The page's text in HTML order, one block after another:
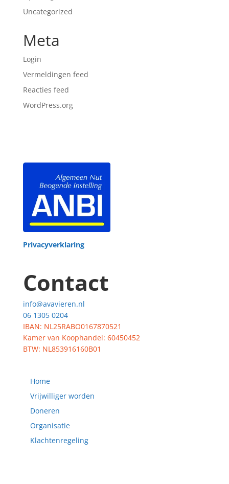
Uncategorized
Meta
Login
Vermeldingen feed
Reacties feed
WordPress.org
Privacyverklaring
Contact
info@avavieren.nl
06 1305 0204
IBAN: NL25RABO0167870521
Kamer van Koophandel: 60450452
BTW: NL853916160B01
Home
Vrijwilliger worden
Doneren
Organisatie
Klachtenregeling